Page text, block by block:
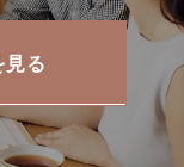
見る